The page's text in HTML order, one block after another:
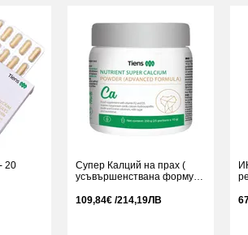
20
Супер Калций на прах (
усъвършенствана формула
109,84€ /214,19ЛВ